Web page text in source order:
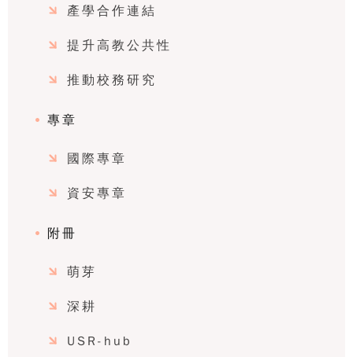
產學合作連結
提升高教公共性
推動校務研究
專章
國際專章
資安專章
附冊
萌芽
深耕
USR-hub